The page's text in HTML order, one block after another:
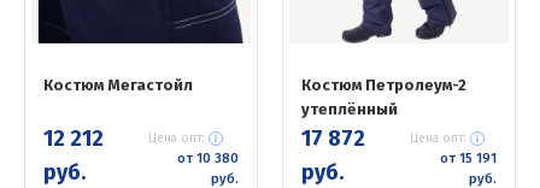
Костюм Мегастойл
12 212
руб.
Цена опт:
от 10 380
руб.
Костюм Петролеум-2
утеплённый
17 872
руб.
Цена опт:
от 15 191
руб.